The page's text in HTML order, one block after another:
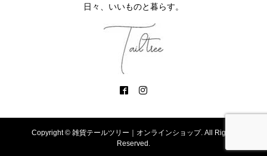
日々、いいものと暮らす。
Copyright © 雑貨テールツリー｜オンラインショップ. All Rights
Reserved.